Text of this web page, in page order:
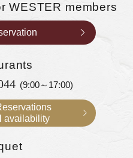
WESTER members
(9:00～17:00)
availability